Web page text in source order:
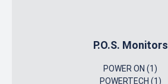
P.O.S. Μonitors
POWER ON (1)
POWERTECH (1)